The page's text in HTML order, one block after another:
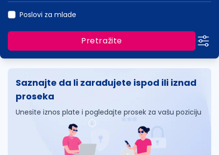
Poslovi za mlade
Pretražite
Saznajte da li zarađujete ispod ili iznad
proseka
Unesite iznos plate i pogledajte prosek za vašu poziciju